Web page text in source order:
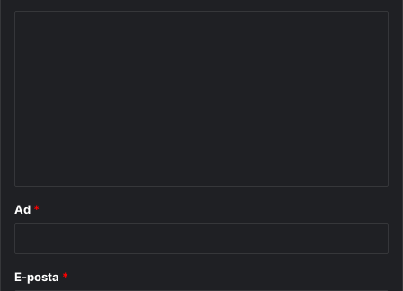
Ad *
E-posta *